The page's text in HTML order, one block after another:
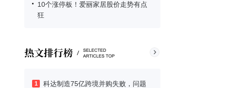
10个涨停板！爱丽家居股价走势有点
狂
1
科达制造75亿跨境并购失败，问题